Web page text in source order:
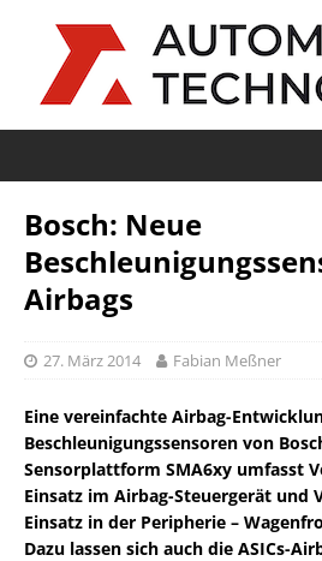
Bosch: Neue
Airbags
27. März 2014 Fabian Meßner
Eine vereinfachte Airbag-
Beschleunigungssensoren von
Sensorplattform SMA6xy umfasst
Einsatz im Airbag-Steuergerät und
Einsatz in der Peripherie –
Dazu lassen sich auch die ASICs-